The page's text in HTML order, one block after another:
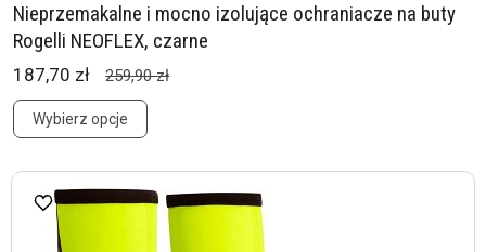
Nieprzemakalne i mocno izolujące ochraniacze na buty
Rogelli NEOFLEX, czarne
187,70 zł 259,90 zł
Wybierz opcje